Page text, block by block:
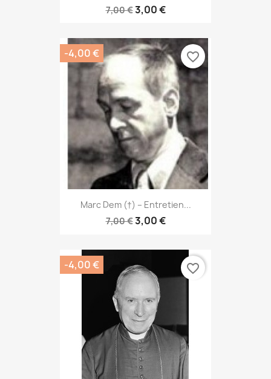
7,00 €3,00 €
Marc Dem (†) – Entretien...
7,00 €3,00 €
-4,00 € favorite_border
-4,00 € favorite_border